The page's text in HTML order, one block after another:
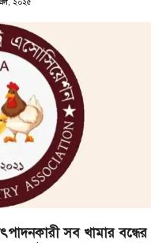
২০২৫
সব খামার বন্ধের